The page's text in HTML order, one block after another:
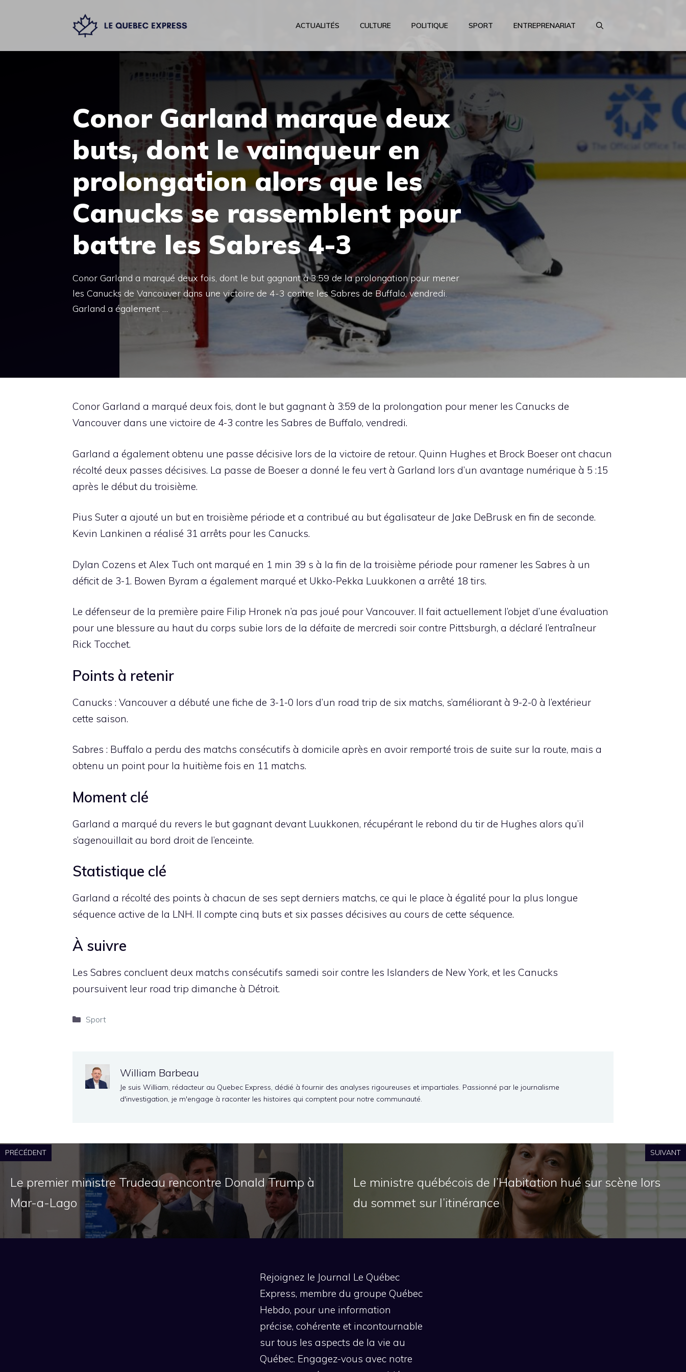
ACTUALITÉS CULTURE POLITIQUE SPORT ENTREPRENARIAT
Conor Garland marque deux
buts, dont le vainqueur en
prolongation alors que les
Canucks se rassemblent pour
battre les Sabres 4-3
Conor Garland a marqué deux fois, dont le but gagnant à 3:59 de la prolongation pour mener
les Canucks de Vancouver dans une victoire de 4-3 contre les Sabres de Buffalo, vendredi.
Garland a également …
Conor Garland a marqué deux fois, dont le but gagnant à 3:59 de la prolongation pour mener les Canucks de
Vancouver dans une victoire de 4-3 contre les Sabres de Buffalo, vendredi.
Garland a également obtenu une passe décisive lors de la victoire de retour. Quinn Hughes et Brock Boeser ont chacun
récolté deux passes décisives. La passe de Boeser a donné le feu vert à Garland lors d’un avantage numérique à 5 :15
après le début du troisième.
Pius Suter a ajouté un but en troisième période et a contribué au but égalisateur de Jake DeBrusk en fin de seconde.
Kevin Lankinen a réalisé 31 arrêts pour les Canucks.
Dylan Cozens et Alex Tuch ont marqué en 1 min 39 s à la fin de la troisième période pour ramener les Sabres à un
déficit de 3-1. Bowen Byram a également marqué et Ukko-Pekka Luukkonen a arrêté 18 tirs.
Le défenseur de la première paire Filip Hronek n’a pas joué pour Vancouver. Il fait actuellement l’objet d’une évaluation
pour une blessure au haut du corps subie lors de la défaite de mercredi soir contre Pittsburgh, a déclaré l’entraîneur
Rick Tocchet.
Points à retenir
Canucks : Vancouver a débuté une fiche de 3-1-0 lors d’un road trip de six matchs, s’améliorant à 9-2-0 à l’extérieur
cette saison.
Sabres : Buffalo a perdu des matchs consécutifs à domicile après en avoir remporté trois de suite sur la route, mais a
obtenu un point pour la huitième fois en 11 matchs.
Moment clé
Garland a marqué du revers le but gagnant devant Luukkonen, récupérant le rebond du tir de Hughes alors qu’il
s’agenouillait au bord droit de l’enceinte.
Statistique clé
Garland a récolté des points à chacun de ses sept derniers matchs, ce qui le place à égalité pour la plus longue
séquence active de la LNH. Il compte cinq buts et six passes décisives au cours de cette séquence.
À suivre
Les Sabres concluent deux matchs consécutifs samedi soir contre les Islanders de New York, et les Canucks
poursuivent leur road trip dimanche à Détroit.
Catégories
Sport
William Barbeau
Je suis William, rédacteur au Quebec Express, dédié à fournir des analyses rigoureuses et impartiales. Passionné par le journalisme
d'investigation, je m'engage à raconter les histoires qui comptent pour notre communauté.
PRÉCÉDENT
Le premier ministre Trudeau rencontre Donald Trump à
Mar-a-Lago
SUIVANT
Le ministre québécois de l’Habitation hué sur scène lors
du sommet sur l’itinérance
Rejoignez le Journal Le Québec
Express, membre du groupe Québec
Hebdo, pour une information
précise, cohérente et incontournable
sur tous les aspects de la vie au
Québec. Engagez-vous avec notre